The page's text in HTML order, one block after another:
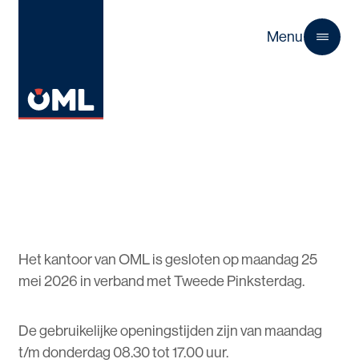
Menu
Het kantoor van OML is gesloten op maandag 25
mei 2026 in verband met Tweede Pinksterdag.
De gebruikelijke openingstijden zijn van maandag
t/m donderdag 08.30 tot 17.00 uur.